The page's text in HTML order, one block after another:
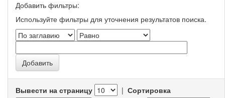
Добавить фильтры:
Используйте фильтры для уточнения результатов поиска.
Вывести на страницу | Сортировка